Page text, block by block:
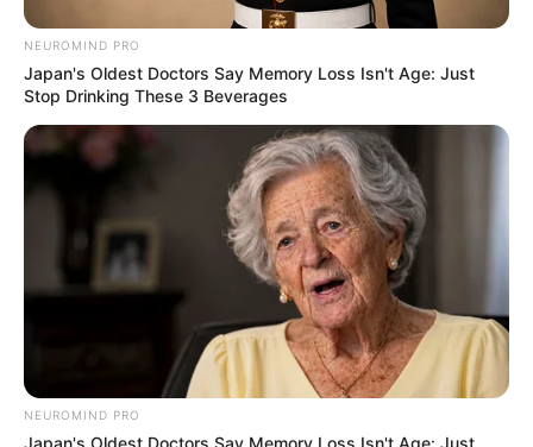
SHARE THIS Share it Tweet
NEUROMIND PRO
Japan's Oldest Doctors Say Memory Loss Isn't Age: Just
Stop Drinking These 3 Beverages
NEUROMIND PRO
Japan's Oldest Doctors Say Memory Loss Isn't Age: Just